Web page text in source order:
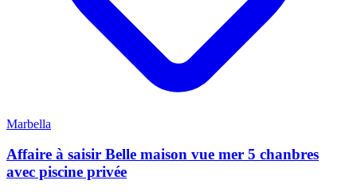
Marbella
Affaire à saisir Belle maison vue mer 5 chanbres
avec piscine privée